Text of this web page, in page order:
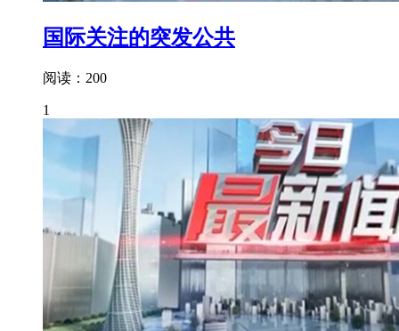
国际关注的突发公共
阅读：200
1